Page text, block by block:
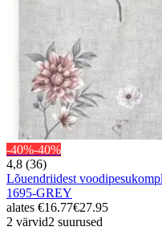
-40%-40%
4,8 (36)
Lõuendriidest
1695-GREY
alates €16.77€27.95
2 värvid2 suurused